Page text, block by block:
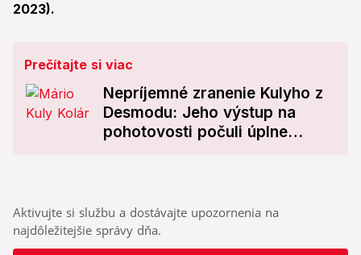
2023).
Prečítajte si viac
Nepríjemné zranenie Kulyho z
Desmodu: Jeho výstup na
pohotovosti počuli úplne
Aktivujte si službu a dostávajte upozornenia na
najdôležitejšie správy dňa.